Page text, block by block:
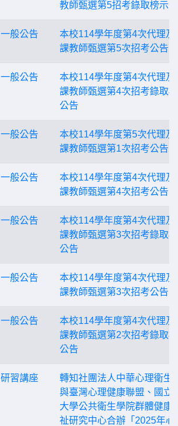
教師甄選第5招考錄取榜示
一般公告
本校114學年度第4次代理及
課教師甄選第5次招考公告
一般公告
本校114學年度第4次代理及
課教師甄選第4次招考錄取
公告
一般公告
本校114學年度第5次代理及
課教師甄選第1次招考公告
一般公告
本校114學年度第4次代理及
課教師甄選第4次招考公告
一般公告
本校114學年度第4次代理及
課教師甄選第3次招考錄取
公告
一般公告
本校114學年度第4次代理及
課教師甄選第3次招考公告
一般公告
本校114學年度第4次代理及
課教師甄選第2次招考錄取
公告
研習講座
轉知社團法人中華心理衛生
與臺灣心理健康聯盟、國立
大學公共衛生學院群體健康
祉研究中心合辦「2025年心